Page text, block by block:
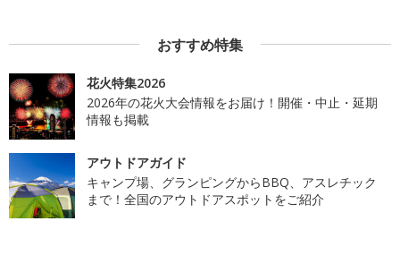
おすすめ特集
花火特集2026
2026年の花火大会情報をお届け！開催・中止・延期
情報も掲載
アウトドアガイド
キャンプ場、グランピングからBBQ、アスレチック
まで！全国のアウトドアスポットをご紹介